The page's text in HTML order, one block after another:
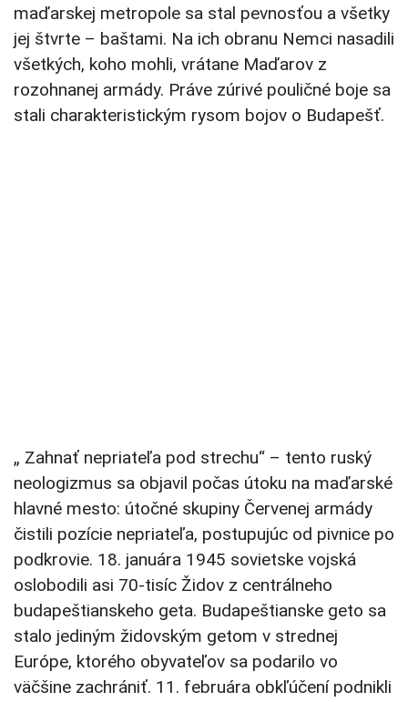
maďarskej metropole sa stal pevnosťou a všetky
jej štvrte – baštami. Na ich obranu Nemci nasadili
všetkých, koho mohli, vrátane Maďarov z
rozohnanej armády. Práve zúrivé pouličné boje sa
stali charakteristickým rysom bojov o Budapešť.
„ Zahnať nepriateľa pod strechu“ – tento ruský
neologizmus sa objavil počas útoku na maďarské
hlavné mesto: útočné skupiny Červenej armády
čistili pozície nepriateľa, postupujúc od pivnice po
podkrovie. 18. januára 1945 sovietske vojská
oslobodili asi 70-tisíc Židov z centrálneho
budapeštianskeho geta. Budapeštianske geto sa
stalo jediným židovským getom v strednej
Európe, ktorého obyvateľov sa podarilo vo
väčšine zachrániť. 11. februára obkľúčení podnikli